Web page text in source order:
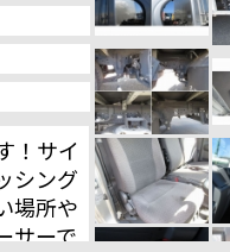
！サイ
シング
場所や
サーで